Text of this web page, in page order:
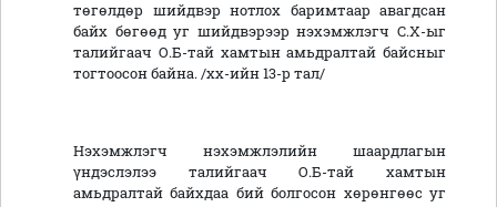
төгөлдөр шийдвэр нотлох баримтаар авагдсан
байх бөгөөд уг шийдвэрээр нэхэмжлэгч С.Х-ыг
талийгаач О.Б-тай хамтын амьдралтай байсныг
тогтоосон байна. /хх-ийн 13-р тал/
Нэхэмжлэгч нэхэмжлэлийн шаардлагын
үндэслэлээ талийгаач О.Б-тай хамтын
амьдралтай байхдаа бий болгосон хөрөнгөөс уг